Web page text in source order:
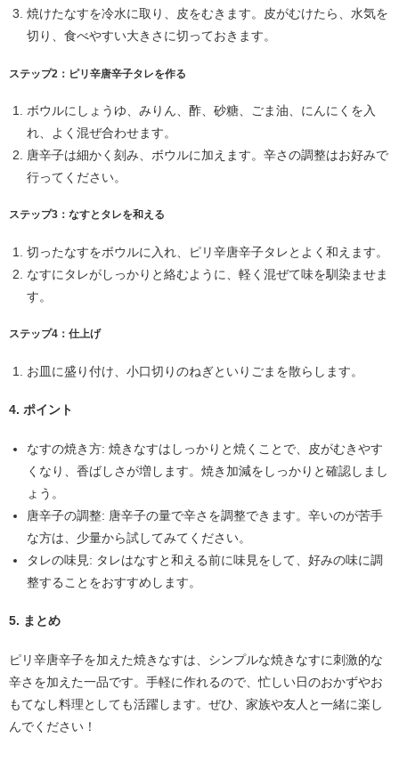
焼けたなすを冷水に取り、皮をむきます。皮がむけたら、水気を
切り、食べやすい大きさに切っておきます。
ステップ2：ピリ辛唐辛子タレを作る
ボウルにしょうゆ、みりん、酢、砂糖、ごま油、にんにくを入
れ、よく混ぜ合わせます。
唐辛子は細かく刻み、ボウルに加えます。辛さの調整はお好みで
行ってください。
ステップ3：なすとタレを和える
切ったなすをボウルに入れ、ピリ辛唐辛子タレとよく和えます。
なすにタレがしっかりと絡むように、軽く混ぜて味を馴染ませま
す。
ステップ4：仕上げ
お皿に盛り付け、小口切りのねぎといりごまを散らします。
4. ポイント
なすの焼き方: 焼きなすはしっかりと焼くことで、皮がむきやす
くなり、香ばしさが増します。焼き加減をしっかりと確認しまし
ょう。
唐辛子の調整: 唐辛子の量で辛さを調整できます。辛いのが苦手
な方は、少量から試してみてください。
タレの味見: タレはなすと和える前に味見をして、好みの味に調
整することをおすすめします。
5. まとめ
ピリ辛唐辛子を加えた焼きなすは、シンプルな焼きなすに刺激的な
辛さを加えた一品です。手軽に作れるので、忙しい日のおかずやお
もてなし料理としても活躍します。ぜひ、家族や友人と一緒に楽し
んでください！